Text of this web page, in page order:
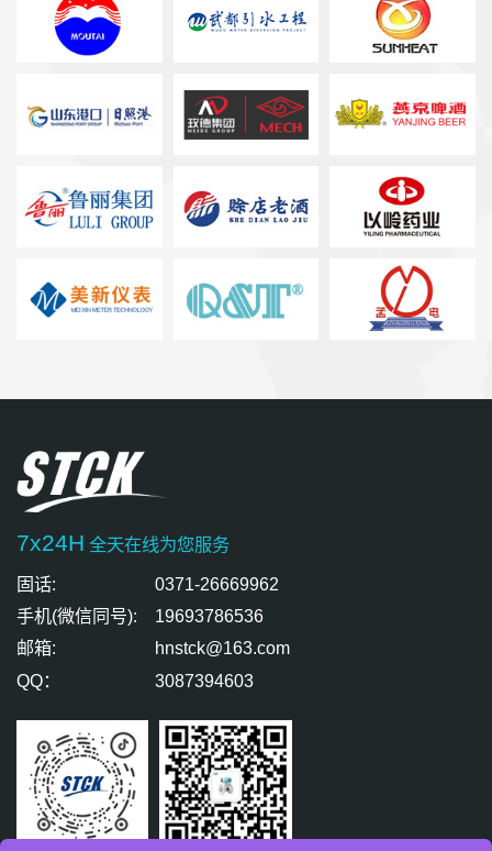
7x24H 全天在线为您服务
固话:
0371-26669962
手机(微信同号):
19693786536
邮箱:
hnstck@163.com
QQ：
3087394603